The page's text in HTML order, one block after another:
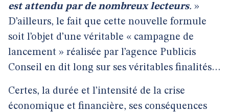
est attendu par de nombreux lecteurs. »
D’ailleurs, le fait que cette nouvelle formule
soit l’objet d’une véritable « campagne de
lancement » réalisée par l’agence Publicis
Conseil en dit long sur ses véritables finalités…
Certes, la durée et l’intensité de la crise
économique et financière, ses conséquences